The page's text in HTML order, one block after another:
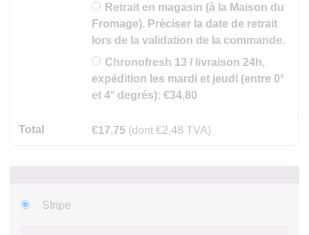
Retrait en magasin (à la Maison du
Fromage). Préciser la date de retrait
lors de la validation de la commande.
Chronofresh 13 / livraison 24h,
expédition les mardi et jeudi (entre 0°
et 4° degrés):€34,80
Total €17,75 (dont€2,48 TVA)
Stripe